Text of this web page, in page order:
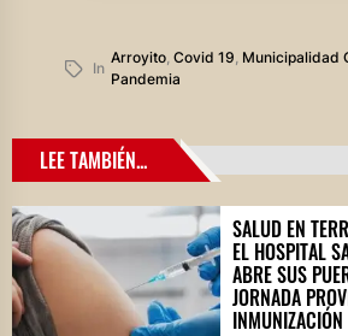
In
Arroyito, Covid 19 Municipalidad
Pandemia
LEE TAMBIÉN...
SALUD EN
EL HOSPITAL
ABRE SUS
JORNADA
INMUNIZACIÓN